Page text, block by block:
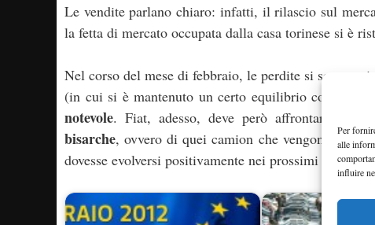
Per
alle
influire
Le vendite parlano chiaro: infatti, il rilascio sul
la fetta di mercato occupata dalla casa torinese si è
Nel corso del mese di febbraio, le perdite si sono
(in cui si è mantenuto un certo equilibrio con il
notevole. Fiat, adesso, deve però affrontare
bisarche, ovvero di quei camion che vengono
dovesse evolversi positivamente nei prossimi giorni,